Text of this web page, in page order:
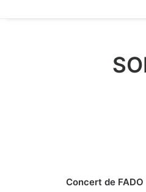
Concert de FADO